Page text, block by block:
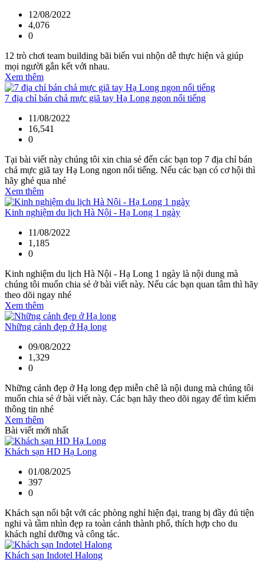
12/08/2022
4,076
0
12 trò chơi team building bãi biển vui nhộn dễ thực hiện và giúp
mọi người gắn kết với nhau.
Xem thêm
7 địa chỉ bán chả mực giã tay Hạ Long ngon nổi tiếng
11/08/2022
16,541
0
Tại bài viết này chúng tôi xin chia sẻ đến các bạn top 7 địa chỉ bán
chả mực giã tay Hạ Long ngon nổi tiếng. Nếu các bạn có cơ hội thì
hãy ghé qua nhé
Xem thêm
Kinh nghiệm du lịch Hà Nội - Hạ Long 1 ngày
11/08/2022
1,185
0
Kinh nghiệm du lịch Hà Nội - Hạ Long 1 ngày là nội dung mà
chúng tôi muốn chia sẻ ở bài viết này. Nếu các bạn quan tâm thì hãy
theo dõi ngay nhé
Xem thêm
Những cảnh đẹp ở Hạ long
09/08/2022
1,329
0
Những cảnh đẹp ở Hạ long đẹp miễn chê là nội dung mà chúng tôi
muốn chia sẻ ở bài viết này. Các bạn hãy theo dõi ngay để tìm kiếm
thông tin nhé
Xem thêm
Bài viết mới nhất
Khách sạn HD Hạ Long
01/08/2025
397
0
Khách sạn nổi bật với các phòng nghỉ hiện đại, trang bị đầy đủ tiện
nghi và tầm nhìn đẹp ra toàn cảnh thành phố, thích hợp cho du
khách nghỉ dưỡng và công tác.
Khách sạn Indotel Halong